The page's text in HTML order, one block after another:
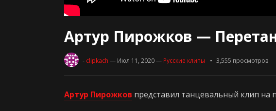
Артур Пирожков —
- clipkach — Июл 11, 2020— Русские клипы 3,555 просмотров
Артур Пирожков представил танцевальный клип на